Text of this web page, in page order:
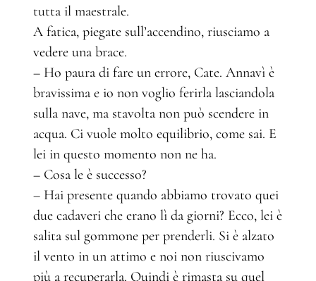
tutta il maestrale.
A fatica, piegate sull’accendino, riusciamo a
vedere una brace.
– Ho paura di fare un errore, Cate. Annavì è
bravissima e io non voglio ferirla lasciandola
sulla nave, ma stavolta non può scendere in
acqua. Ci vuole molto equilibrio, come sai. E
lei in questo momento non ne ha.
– Cosa le è successo?
– Hai presente quando abbiamo trovato quei
due cadaveri che erano lì da giorni? Ecco, lei è
salita sul gommone per prenderli. Si è alzato
il vento in un attimo e noi non riuscivamo
più a recuperarla. Quindi è rimasta su quel